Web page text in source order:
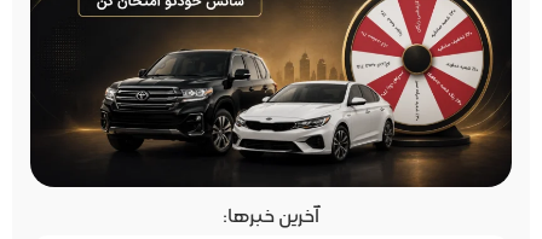
آخرین خبرها: